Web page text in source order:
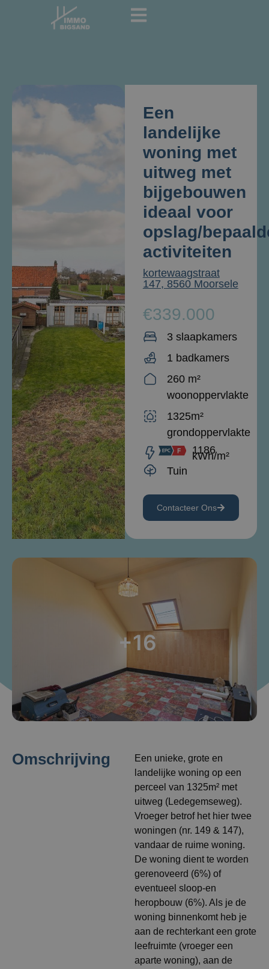
Een
landelijke
woning met
uitweg met
bijgebouwen
ideaal voor
opslag/
activiteiten
kortewaagstraat
147, 8560 Moorsele
€339.000
3 slaapkamers
1 badkamers
260 m²
woonoppervlakte
1325m²
grondoppervlakte
1186
kWh/m²
Tuin
Contacteer Ons
+16
Omschrijving
Een unieke, grote en
landelijke woning op een
perceel van 1325m² met
uitweg (Ledegemseweg).
Vroeger betrof het hier twee
woningen (nr. 149 & 147),
vandaar de ruime woning.
De woning dient te worden
gerenoveerd (6%) of
eventueel sloop-en
heropbouw (6%). Als je de
woning binnenkomt heb je
aan de rechterkant een grote
leefruimte (vroeger een
aparte woning), aan de